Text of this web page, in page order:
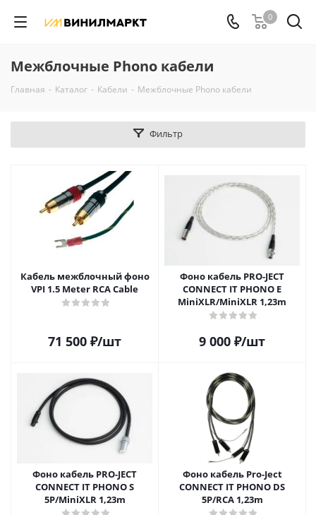
0
Межблочные Phono кабели
Главная - Каталог - Кабели - Межблочные Phono кабели
Фильтр
Кабель межблочный фоно
VPI 1.5 Meter RCA Cable
71 500 ₽/шт
Фоно кабель PRO-JECT
CONNECT IT PHONO E
MiniXLR/MiniXLR 1,23m
9 000 ₽/шт
Фоно кабель PRO-JECT
CONNECT IT PHONO S
5P/MiniXLR 1,23m
Фоно кабель Pro-Ject
CONNECT IT PHONO DS
5P/RCA 1,23m